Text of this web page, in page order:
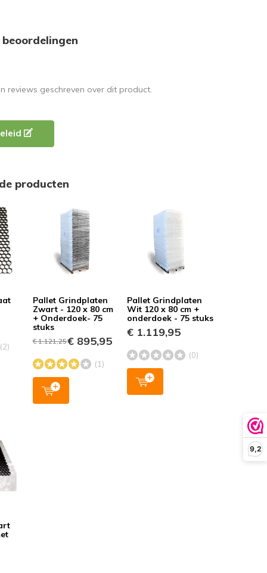
9,2
reviews geschreven over dit product.
producten
(2)
Pallet Grindplaten
Zwart - 120 x 80 cm
+ Onderdoek- 75
stuks
€ 1.121,25€ 895,95
(1)
Pallet Grindplaten
Wit 120 x 80 cm +
onderdoek - 75 stuks
€ 1.119,95
(0)